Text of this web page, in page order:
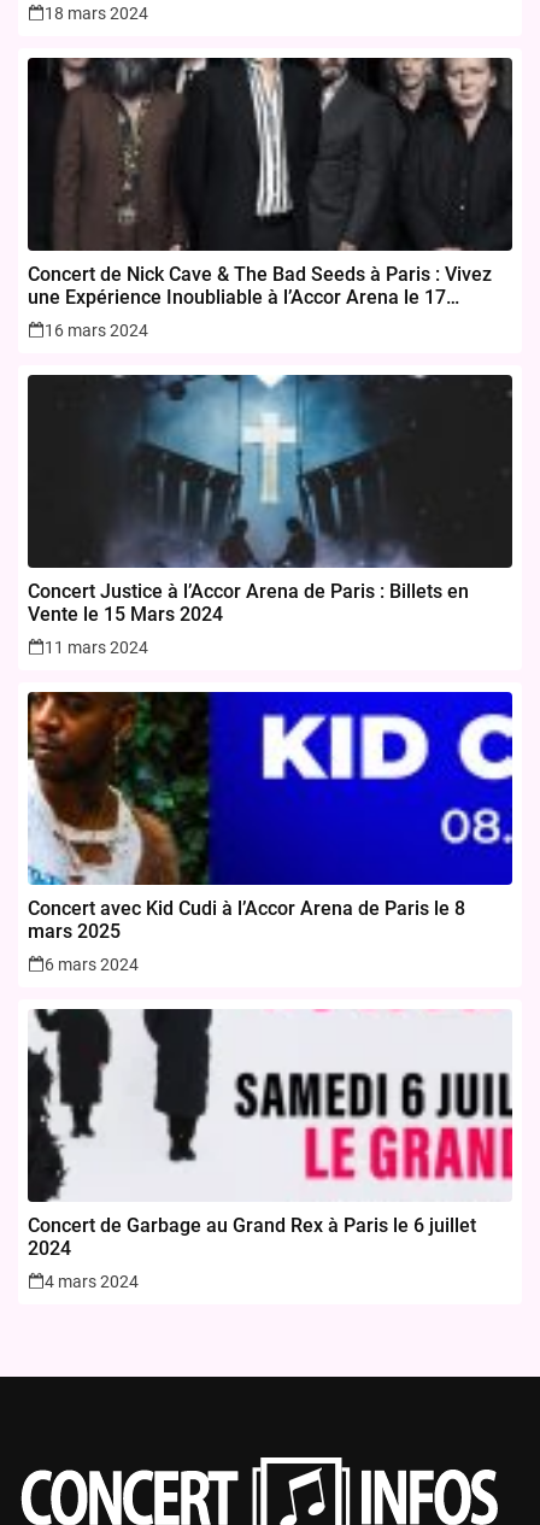
18 mars 2024
Concert de Nick Cave & The Bad Seeds à Paris : Vivez
une Expérience Inoubliable à l’Accor Arena le 17
novembre 2024
16 mars 2024
Concert Justice à l’Accor Arena de Paris : Billets en
Vente le 15 Mars 2024
11 mars 2024
Concert avec Kid Cudi à l’Accor Arena de Paris le 8
mars 2025
6 mars 2024
Concert de Garbage au Grand Rex à Paris le 6 juillet
2024
4 mars 2024